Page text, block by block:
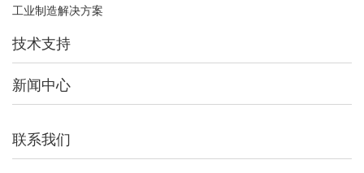
工业制造解决方案
技术支持
新闻中心
联系我们